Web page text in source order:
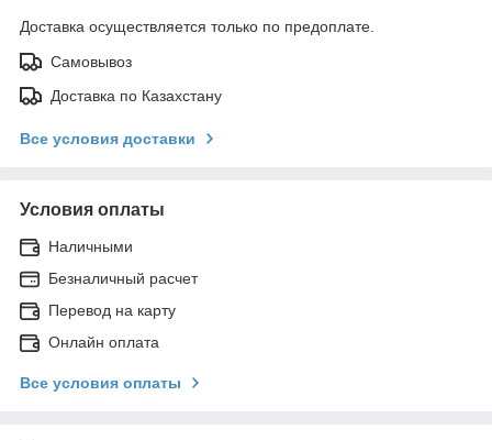
Доставка осуществляется только по предоплате.
Самовывоз
Доставка по Казахстану
Все условия доставки
Условия оплаты
Наличными
Безналичный расчет
Перевод на карту
Онлайн оплата
Все условия оплаты